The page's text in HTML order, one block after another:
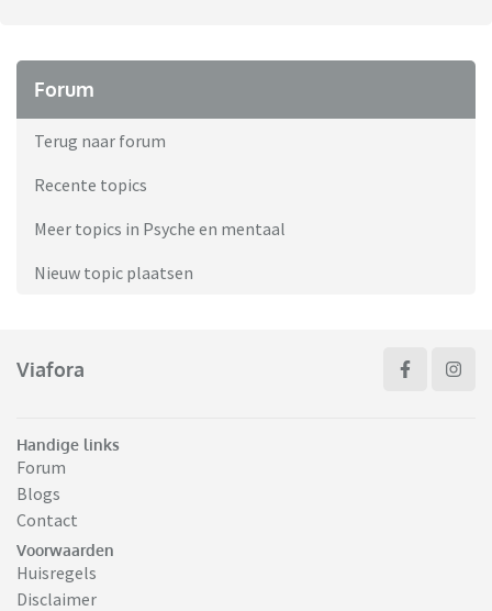
Forum
Terug naar forum
Recente topics
Meer topics in Psyche en mentaal
Nieuw topic plaatsen
Viafora
Handige links
Forum
Blogs
Contact
Voorwaarden
Huisregels
Disclaimer